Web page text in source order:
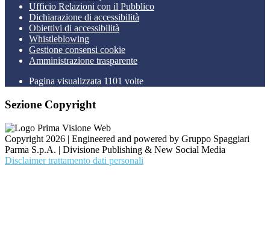
Ufficio Relazioni con il Pubblico
Dichiarazione di accessibilità
Obiettivi di accessibilità
Whistleblowing
Gestione consensi cookie
Amministrazione trasparente
Pagina visualizzata 1101 volte
Sezione Copyright
Copyright 2026 | Engineered and powered by Gruppo Spaggiari
Parma S.p.A. | Divisione Publishing & New Social Media
Disclaimer trattamento dati personali